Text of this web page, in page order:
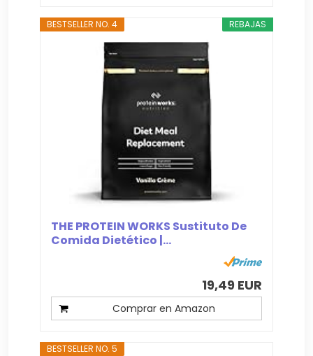
REBAJAS
BESTSELLER NO. 4
THE PROTEIN WORKS Sustituto De
Comida Dietético |...
19,49 EUR
Comprar en Amazon
BESTSELLER NO. 5